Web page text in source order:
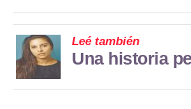
Leé también
Una historia